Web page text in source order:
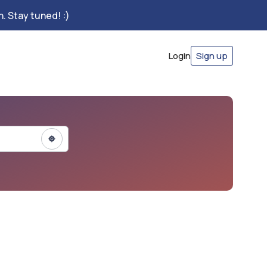
Stay tuned! :)
Login Sign up